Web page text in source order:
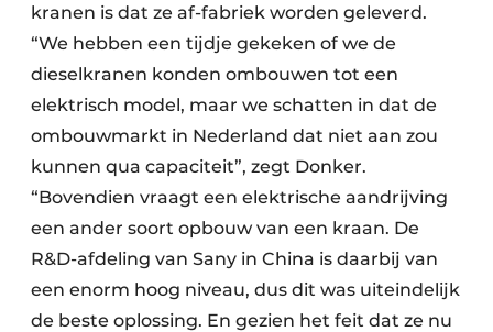
kranen is dat ze af-fabriek worden geleverd.
“We hebben een tijdje gekeken of we de
dieselkranen konden ombouwen tot een
elektrisch model, maar we schatten in dat de
ombouwmarkt in Nederland dat niet aan zou
kunnen qua capaciteit”, zegt Donker.
“Bovendien vraagt een elektrische aandrijving
een ander soort opbouw van een kraan. De
R&D-afdeling van Sany in China is daarbij van
een enorm hoog niveau, dus dit was uiteindelijk
de beste oplossing. En gezien het feit dat ze nu